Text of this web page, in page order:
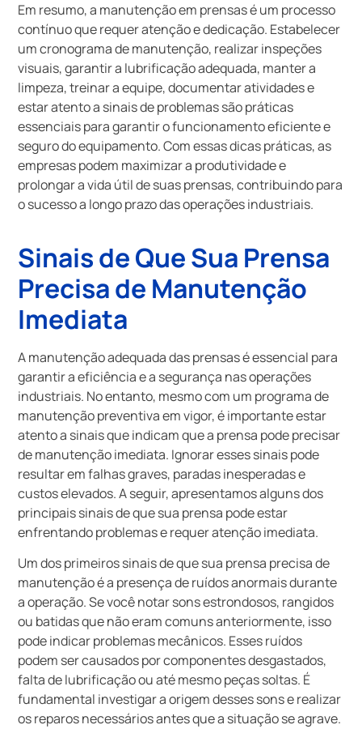
Em resumo, a manutenção em prensas é um processo
contínuo que requer atenção e dedicação. Estabelecer
um cronograma de manutenção, realizar inspeções
visuais, garantir a lubrificação adequada, manter a
limpeza, treinar a equipe, documentar atividades e
estar atento a sinais de problemas são práticas
essenciais para garantir o funcionamento eficiente e
seguro do equipamento. Com essas dicas práticas, as
empresas podem maximizar a produtividade e
prolongar a vida útil de suas prensas, contribuindo para
o sucesso a longo prazo das operações industriais.
Sinais de Que Sua Prensa
Precisa de Manutenção
Imediata
A manutenção adequada das prensas é essencial para
garantir a eficiência e a segurança nas operações
industriais. No entanto, mesmo com um programa de
manutenção preventiva em vigor, é importante estar
atento a sinais que indicam que a prensa pode precisar
de manutenção imediata. Ignorar esses sinais pode
resultar em falhas graves, paradas inesperadas e
custos elevados. A seguir, apresentamos alguns dos
principais sinais de que sua prensa pode estar
enfrentando problemas e requer atenção imediata.
Um dos primeiros sinais de que sua prensa precisa de
manutenção é a presença de ruídos anormais durante
a operação. Se você notar sons estrondosos, rangidos
ou batidas que não eram comuns anteriormente, isso
pode indicar problemas mecânicos. Esses ruídos
podem ser causados por componentes desgastados,
falta de lubrificação ou até mesmo peças soltas. É
fundamental investigar a origem desses sons e realizar
os reparos necessários antes que a situação se agrave.